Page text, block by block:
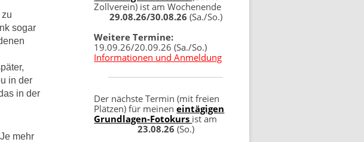
sogar
in der
in der
mehr
Zollverein) ist am Wochenende
29.08.26/30.08.26 (Sa./So.)
Weitere Termine:
19.09.26/20.09.26 (Sa./So.)
Informationen und Anmeldung
Der nächste Termin (mit freien
Plätzen) für meineneintägigen
Grundlagen-Fotokurs ist am
23.08.26 (So.)